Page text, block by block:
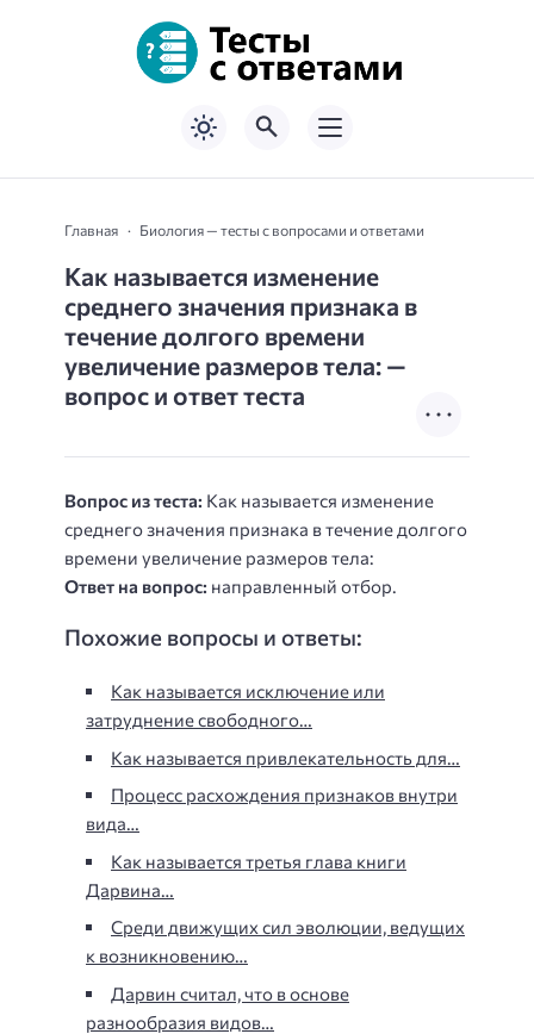
Главная Биология — тесты с вопросами и ответами
Как называется изменение
среднего значения признака в
течение долгого времени
увеличение размеров тела: —
вопрос и ответ теста
Вопрос из теста: Как называется изменение
среднего значения признака в течение долгого
времени увеличение размеров тела:
Ответ на вопрос: направленный отбор.
Похожие вопросы и ответы:
Как называется исключение или
затруднение свободного…
Как называется привлекательность для…
Процесс расхождения признаков внутри
вида…
Как называется третья глава книги
Дарвина…
Среди движущих сил эволюции, ведущих
к возникновению…
Дарвин считал, что в основе
разнообразия видов…